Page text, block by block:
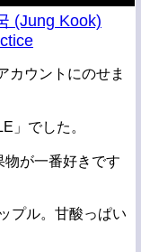
(Jung Kook)
カウントにのせま
」でした。
が一番好きです
プル。甘酸っぱい